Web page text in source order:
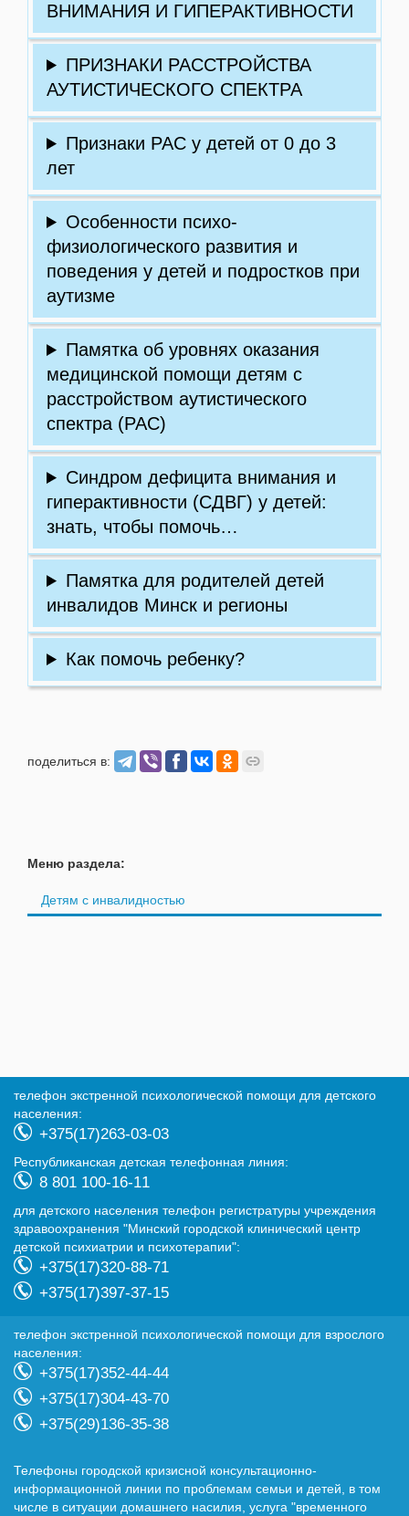
ВНИМАНИЯ И ГИПЕРАКТИВНОСТИ
ПРИЗНАКИ РАССТРОЙСТВА
АУТИСТИЧЕСКОГО СПЕКТРА
Признаки РАС у детей от 0 до 3
лет
Особенности психо-
физиологического развития и
поведения у детей и подростков при
аутизме
Памятка об уровнях оказания
медицинской помощи детям с
расстройством аутистического
спектра (РАС)
Синдром дефицита внимания и
гиперактивности (СДВГ) у детей:
знать, чтобы помочь…
Памятка для родителей детей
инвалидов Минск и регионы
Как помочь ребенку?
поделиться в:
Меню раздела:
Детям с инвалидностью
телефон экстренной психологической помощи для детского
населения:
+375(17)263-03-03
Республиканская детская телефонная линия:
8 801 100-16-11
для детского населения телефон регистратуры учреждения
здравоохранения "Минский городской клинический центр
детской психиатрии и психотерапии":
+375(17)320-88-71
+375(17)397-37-15
телефон экстренной психологической помощи для взрослого
населения:
+375(17)352-44-44
+375(17)304-43-70
+375(29)136-35-38
Телефоны городской кризисной консультационно-
информационной линии по проблемам семьи и детей, в том
числе в ситуации домашнего насилия, услуга "временного